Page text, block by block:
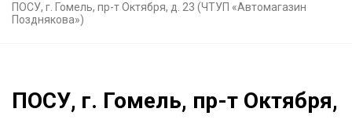
ПОСУ, г. Гомель, пр-т Октября, д. 23 (ЧТУП «Автомагазин
Позднякова»)
ПОСУ, г. Гомель, пр-т Октября,